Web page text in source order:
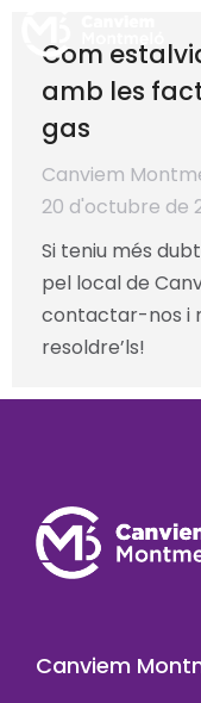
Com
amb les
gas
Canviem
20 d'octubre de
Si teniu més
pel local de
contactar-nos i
resoldre’ls!
Canviem